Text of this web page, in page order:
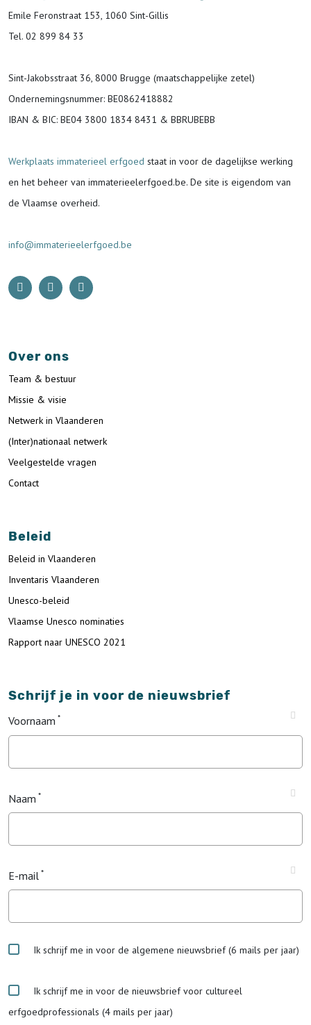
Emile Feronstraat 153, 1060 Sint-Gillis
Tel. 02 899 84 33
Sint-Jakobsstraat 36, 8000 Brugge (maatschappelijke zetel)
Ondernemingsnummer: BE0862418882
IBAN & BIC: BE04 3800 1834 8431 & BBRUBEBB
Werkplaats immaterieel erfgoed staat in voor de dagelijkse werking
en het beheer van immaterieelerfgoed.be. De site is eigendom van
de Vlaamse overheid.
info@immaterieelerfgoed.be
Over ons
Team & bestuur
Missie & visie
Netwerk in Vlaanderen
(Inter)nationaal netwerk
Veelgestelde vragen
Contact
Beleid
Beleid in Vlaanderen
Inventaris Vlaanderen
Unesco-beleid
Vlaamse Unesco nominaties
Rapport naar UNESCO 2021
Schrijf je in voor de nieuwsbrief
Voornaam
Naam
E-mail
Ik schrijf me in voor de algemene nieuwsbrief (6 mails per jaar)
Ik schrijf me in voor de nieuwsbrief voor cultureel
erfgoedprofessionals (4 mails per jaar)